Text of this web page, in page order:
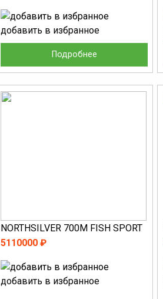
Подробнее
добавить в избранное
NORTHSILVER 700M FISH SPORT
5110000 ₽
добавить в избранное